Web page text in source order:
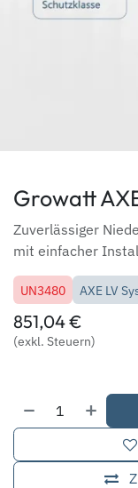
Growatt
Zuverlässiger
mit einfacher
UN3480 AXE LV
851,04€
(exkl. Steuern)